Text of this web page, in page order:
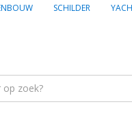
SCHILDER